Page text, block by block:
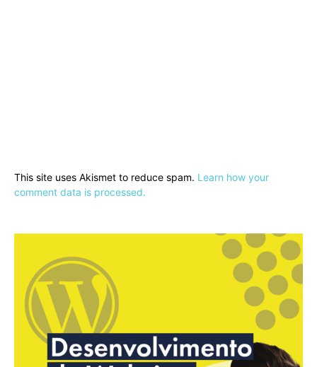
This site uses Akismet to reduce spam. Learn how your
comment data is processed.